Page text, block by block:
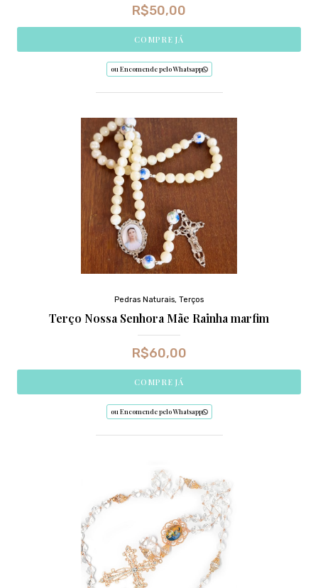
R$50,00
COMPRE JÁ
ou Encomende pelo Whatsapp
Pedras Naturais, Terços
Terço Nossa Senhora Mãe Rainha marfim
R$60,00
COMPRE JÁ
ou Encomende pelo Whatsapp